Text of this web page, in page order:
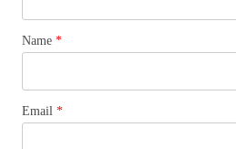
Name *
Email *